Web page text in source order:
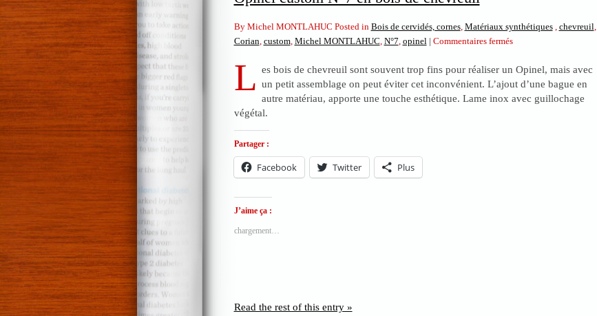
By Michel MONTLAHUC Posted in Bois de cervidés, cornes, Matériaux synthétiques, chevreuil,
Corian, custom, Michel MONTLAHUC, N°7, opinel | Commentaires ferméssur
custom
N°7
en
L es bois de chevreuil sont souvent trop fins pour réaliser un Opinel, mais avec
un petit assemblage on peut éviter cet inconvénient. L’ajout d’une bague en
autre matériau, apporte une touche esthétique. Lame inox avec guillochage
végétal.
Partager :
Facebook Twitter Plus
J’aime ça :
chargement…
Read the rest of this entry »